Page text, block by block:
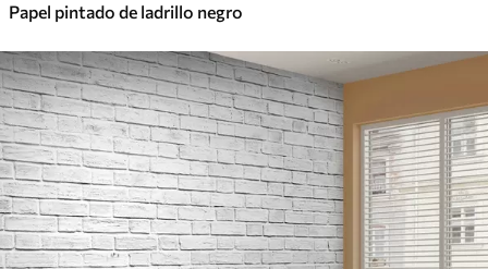
Papel pintado de ladrillo negro